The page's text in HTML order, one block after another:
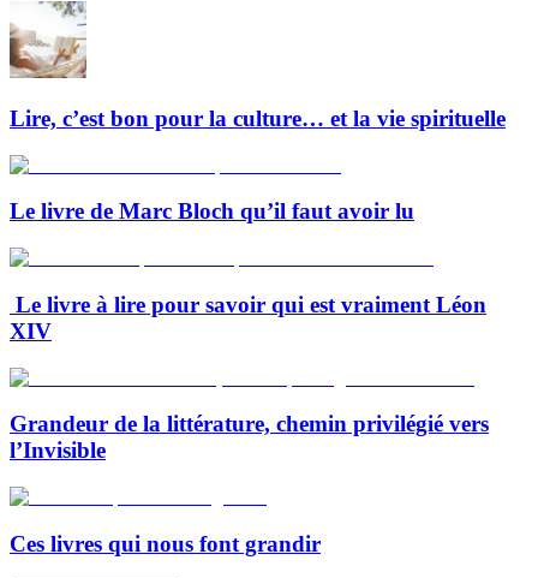
Lire, c’est bon pour la culture… et la vie spirituelle
Le livre de Marc Bloch qu’il faut avoir lu
Le livre à lire pour savoir qui est vraiment Léon
XIV
Grandeur de la littérature, chemin privilégié vers
l’Invisible
Ces livres qui nous font grandir